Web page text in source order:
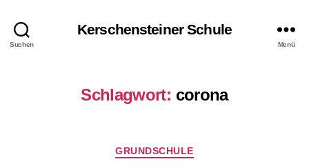
Suchen
Kerschensteiner Schule
Menü
Schlagwort: corona
Kategorien
GRUNDSCHULE